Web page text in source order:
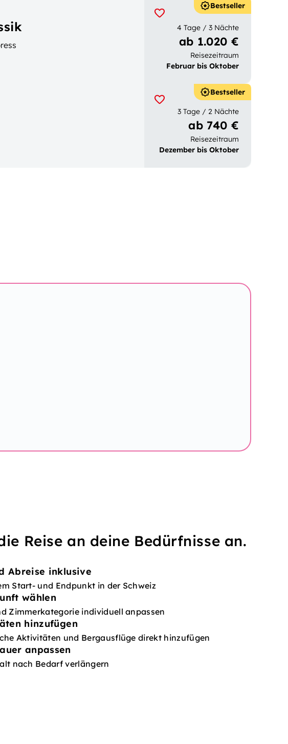
Bestseller
4 Tage / 3 Nächte
ab 1.020 €
Reisezeitraum
Februar bis Oktober
Bestseller
3 Tage / 2 Nächte
ab 740 €
Reisezeitraum
Dezember bis Oktober
Reise an deine Bedürfnisse an.
Abreise inklusive
Start- und Endpunkt in der Schweiz
wählen
Zimmerkategorie individuell anpassen
hinzufügen
Aktivitäten und Bergausflüge direkt hinzufügen
anpassen
nach Bedarf verlängern